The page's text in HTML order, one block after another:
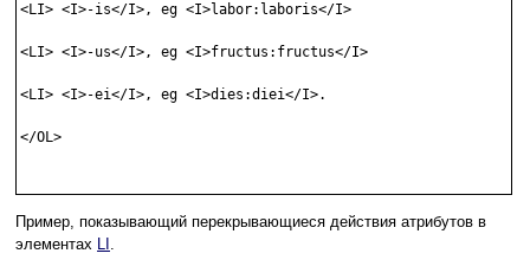
<LI> <I>-is</I>, eg <I>labor:laboris</I>
<LI> <I>-us</I>, eg <I>fructus:fructus</I>
<LI> <I>-ei</I>, eg <I>dies:diei</I>.
</OL>
Пример, показывающий перекрывающиеся действия атрибутов в
элементах LI .